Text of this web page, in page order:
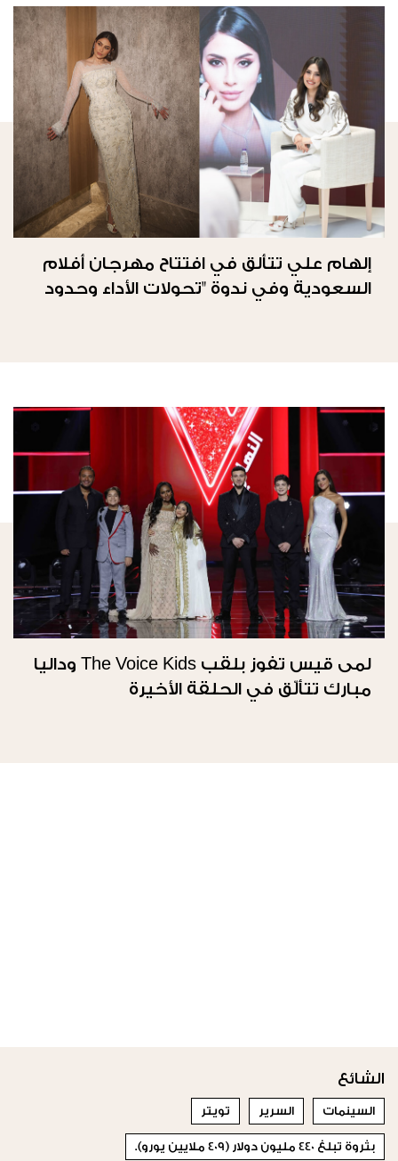
إلهام علي تتألق في افتتاح مهرجان أفلام
السعودية وفي ندوة "تحولات الأداء وحدود
لمى قيس تفوز بلقب The Voice Kids وداليا
مبارك تتألّق في الحلقة الأخيرة
الشائع
السينمات السرير تويتر
بثروة تبلغ 440 مليون دولار (409 ملايين يورو).